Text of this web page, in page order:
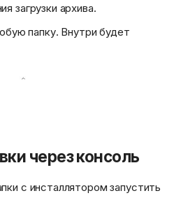
загрузки архива.
папку. Внутри будет
через консоль
с инсталлятором запустить